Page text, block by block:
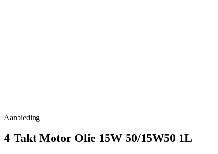
Aanbieding
4-Takt Motor Olie 15W-50/15W50 1L